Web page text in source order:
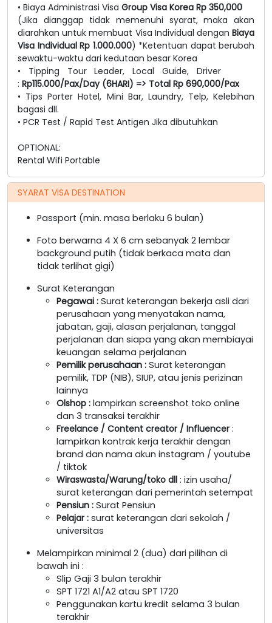
• Biaya Administrasi Visa Group Visa Korea Rp 350,000
(Jika dianggap tidak memenuhi syarat, maka akan
diarahkan untuk membuat Visa Individual dengan Biaya
Visa Individual Rp 1.000.000) *Ketentuan dapat berubah
sewaktu-waktu dari kedutaan besar Korea
• Tipping Tour Leader, Local Guide, Driver
: Rp115.000/Pax/Day (6HARI) => Total Rp 690,000/Pax
• Tips Porter Hotel, Mini Bar, Laundry, Telp, Kelebihan
bagasi dll.
• PCR Test / Rapid Test Antigen Jika dibutuhkan
OPTIONAL:
Rental Wifi Portable
SYARAT VISA DESTINATION
Passport (min. masa berlaku 6 bulan)
Foto berwarna 4 X 6 cm sebanyak 2 lembar
background putih (tidak berkaca mata dan
tidak terlihat gigi)
Surat Keterangan
Pegawai : Surat keterangan bekerja asli dari
perusahaan yang menyatakan nama,
jabatan, gaji, alasan perjalanan, tanggal
perjalanan dan siapa yang akan membiayai
keuangan selama perjalanan
Pemilik perusahaan : Surat keterangan
pemilik, TDP (NIB), SIUP, atau jenis perizinan
lainnya
Olshop : lampirkan screenshot toko online
dan 3 transaksi terakhir
Freelance / Content creator / Influencer :
lampirkan kontrak kerja terakhir dengan
brand dan nama akun instagram / youtube
/ tiktok
Wiraswasta/Warung/toko dll : izin usaha/
surat keterangan dari pemerintah setempat
Pensiun : Surat Pensiun
Pelajar : surat keterangan dari sekolah /
universitas
Melampirkan minimal 2 (dua) dari pilihan di
bawah ini :
Slip Gaji 3 bulan terakhir
SPT 1721 A1/A2 atau SPT 1720
Penggunakan kartu kredit selama 3 bulan
terakhir